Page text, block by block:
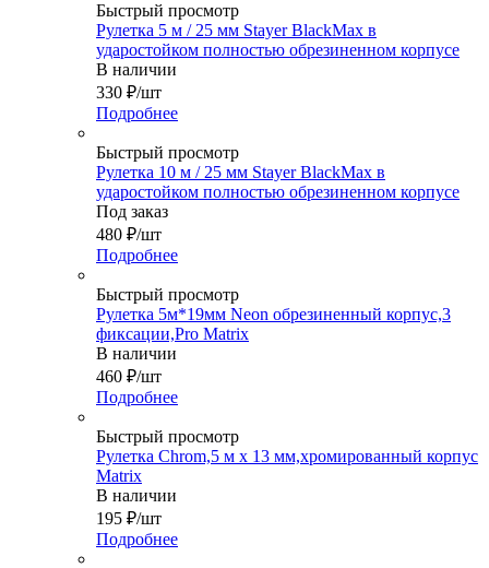
Быстрый просмотр
Рулетка 5 м / 25 мм Stayer BlackMax в
ударостойком полностью обрезиненном корпусе
В наличии
330 ₽/шт
Подробнее
Быстрый просмотр
Рулетка 10 м / 25 мм Stayer BlackMax в
ударостойком полностью обрезиненном корпусе
Под заказ
480 ₽/шт
Подробнее
Быстрый просмотр
Рулетка 5м*19мм Neon обрезиненный корпус,3
фиксации,Pro Matrix
В наличии
460 ₽/шт
Подробнее
Быстрый просмотр
Рулетка Chrom,5 м x 13 мм,хромированный корпус
Matrix
В наличии
195 ₽/шт
Подробнее